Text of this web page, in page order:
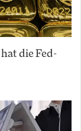
die Fed-